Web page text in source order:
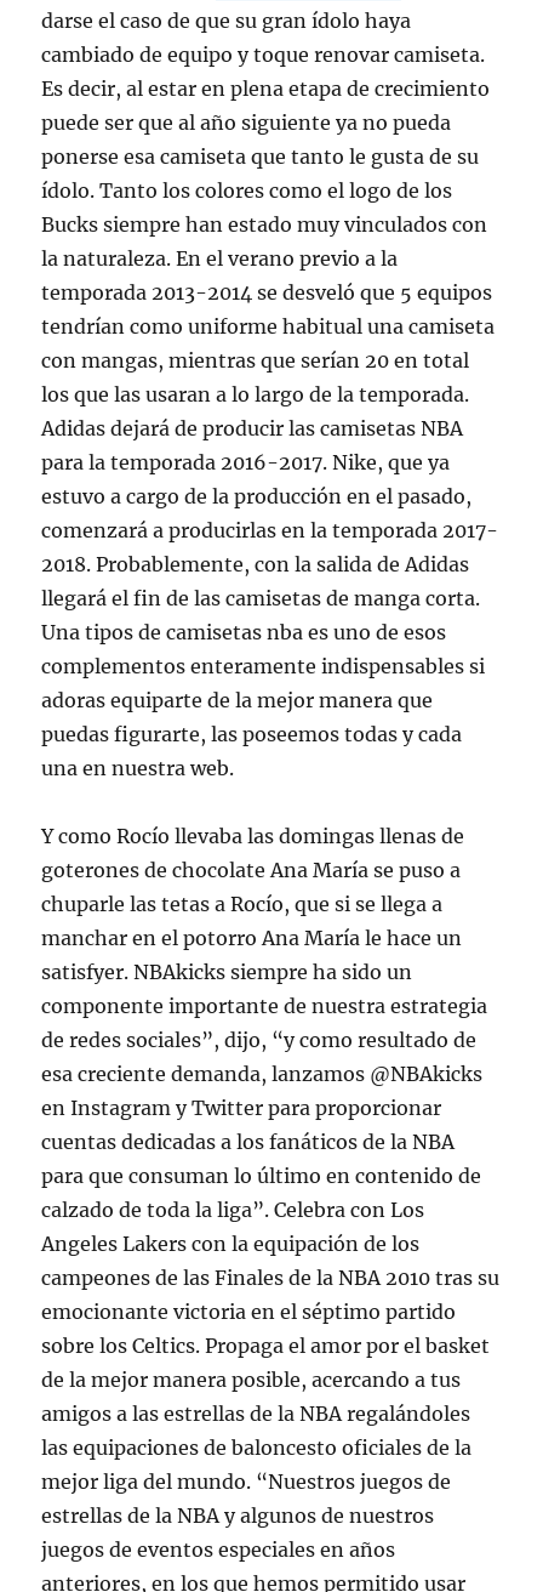
darse el caso de que su gran ídolo haya
cambiado de equipo y toque renovar camiseta.
Es decir, al estar en plena etapa de crecimiento
puede ser que al año siguiente ya no pueda
ponerse esa camiseta que tanto le gusta de su
ídolo. Tanto los colores como el logo de los
Bucks siempre han estado muy vinculados con
la naturaleza. En el verano previo a la
temporada 2013-2014 se desveló que 5 equipos
tendrían como uniforme habitual una camiseta
con mangas, mientras que serían 20 en total
los que las usaran a lo largo de la temporada.
Adidas dejará de producir las camisetas NBA
para la temporada 2016-2017. Nike, que ya
estuvo a cargo de la producción en el pasado,
comenzará a producirlas en la temporada 2017-
2018. Probablemente, con la salida de Adidas
llegará el fin de las camisetas de manga corta.
Una tipos de camisetas nba es uno de esos
complementos enteramente indispensables si
adoras equiparte de la mejor manera que
puedas figurarte, las poseemos todas y cada
una en nuestra web.
Y como Rocío llevaba las domingas llenas de
goterones de chocolate Ana María se puso a
chuparle las tetas a Rocío, que si se llega a
manchar en el potorro Ana María le hace un
satisfyer. NBAkicks siempre ha sido un
componente importante de nuestra estrategia
de redes sociales”, dijo, “y como resultado de
esa creciente demanda, lanzamos @NBAkicks
en Instagram y Twitter para proporcionar
cuentas dedicadas a los fanáticos de la NBA
para que consuman lo último en contenido de
calzado de toda la liga”. Celebra con Los
Angeles Lakers con la equipación de los
campeones de las Finales de la NBA 2010 tras su
emocionante victoria en el séptimo partido
sobre los Celtics. Propaga el amor por el basket
de la mejor manera posible, acercando a tus
amigos a las estrellas de la NBA regalándoles
las equipaciones de baloncesto oficiales de la
mejor liga del mundo. “Nuestros juegos de
estrellas de la NBA y algunos de nuestros
juegos de eventos especiales en años
anteriores, en los que hemos permitido usar